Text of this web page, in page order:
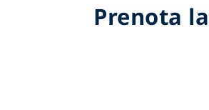
Prenota